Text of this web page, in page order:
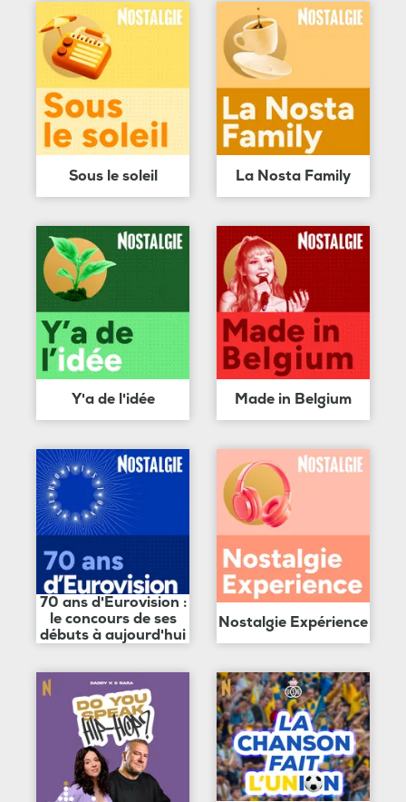
Sous le soleil La Nosta Family
Y'a de l'idée Made in Belgium
70 ans d'Eurovision :
le concours de ses
débuts à aujourd'hui
Nostalgie Expérience